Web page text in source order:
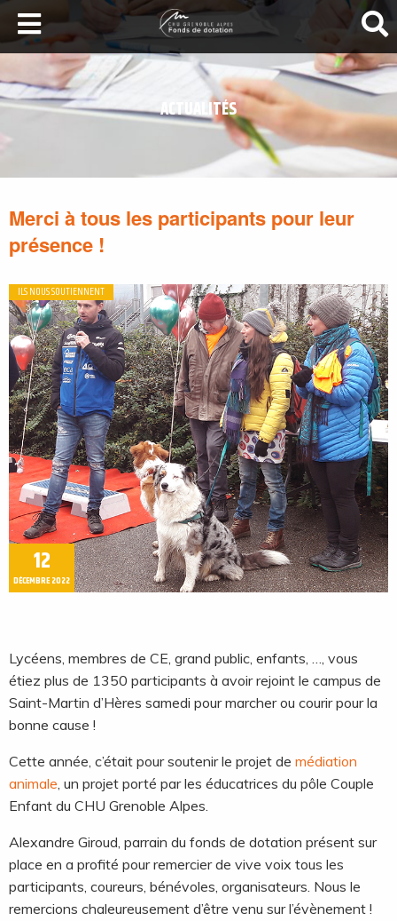
LA SANTÉ AU SOMMET
DEVENEZ MÉCÈNES
NOS PROJETS
ILS NOUS SOUTIENNENT
FAIRE UN DON
ACTUALITÉS
Merci à tous les participants pour leur
présence !
ILS NOUS SOUTIENNENT
12
DÉCEMBRE 2022
Lycéens, membres de CE, grand public, enfants, …, vous
étiez plus de 1350 participants à avoir rejoint le campus de
Saint-Martin d’Hères samedi pour marcher ou courir pour la
bonne cause !
Cette année, c’était pour soutenir le projet de médiation
animale, un projet porté par les éducatrices du pôle Couple
Enfant du CHU Grenoble Alpes.
Alexandre Giroud, parrain du fonds de dotation présent sur
place en a profité pour remercier de vive voix tous les
participants, coureurs, bénévoles, organisateurs. Nous le
remercions chaleureusement d’être venu sur l’évènement !